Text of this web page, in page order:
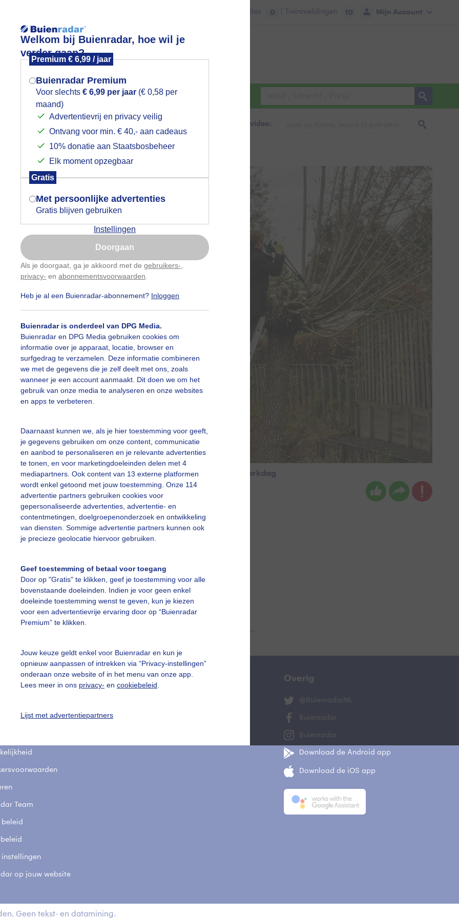
Welkom bij Buienradar, hoe wil je
verder gaan?
Premium € 6,99 / jaar
Buienradar Premium
Voor slechts € 6,99 per jaar (€ 0,58 per
maand)
Advertentievrij en privacy veilig
Ontvang voor min. € 40,- aan cadeaus
10% donatie aan Staatsbosbeheer
Elk moment opzegbaar
Gratis
Met persoonlijke advertenties
Gratis blijven gebruiken
Instellingen
Doorgaan
Als je doorgaat, ga je akkoord met de gebruikers-
privacy- en abonnementsvoorwaarden
Heb je al een Buienradar-abonnement? Inloggen
Buienradar is onderdeel van DPG Media.
Buienradar en DPG Media gebruiken cookies om
informatie over je apparaat, locatie, browser en
surfgedrag te verzamelen. Deze informatie combineren
we met de gegevens die je zelf deelt met ons, zoals
wanneer je een account aanmaakt. Dit doen we om het
gebruik van onze media te analyseren en onze websites
en apps te verbeteren.
Daarnaast kunnen we, als je hier toestemming voor geeft,
je gegevens gebruiken om onze content, communicatie
en aanbod te personaliseren en je relevante advertenties
te tonen, en voor marketingdoeleinden delen met 4
mediapartners. Ook content van 13 externe platformen
wordt enkel getoond met jouw toestemming. Onze 114
advertentie partners gebruiken cookies voor
gepersonaliseerde advertenties, advertentie- en
contentmetingen, doelgroepenonderzoek en ontwikkeling
van diensten. Sommige advertentie partners kunnen ook
je precieze geolocatie hiervoor gebruiken.
Geef toestemming of betaal voor toegang
Door op "Gratis" te klikken, geef je toestemming voor alle
bovenstaande doeleinden. Indien je voor geen enkel
doeleinde toestemming wenst te geven, kun je kiezen
voor een advertentievrije ervaring door op “Buienradar
Premium” te klikken.
Jouw keuze geldt enkel voor Buienradar en kun je
opnieuw aanpassen of intrekken via “Privacy-instellingen”
onderaan onze website of in het menu van onze app.
Lees meer in ons privacy- en cookiebeleid
Lijst met advertentiepartners
Mijn Account
Files 0 | Treinmeldingen 10
Foto en video Weerzine
Zoeken in foto & video:
bewolkt en frisjes voor de vrijwilligers bij Nationale Natuurwerkdag
ria brasser Gemaakt: 05-11-2022, 186x bekeken
Nationalenatuurwerkdag
vragen
Team
beleid
instellingen
op jouw website
Mijn weer Overig
@BuienradarNL
Buienradar
Buienradar
Download de Android app
Download de iOS app
Geen tekst- en datamining.
Mogen we je locatie gebruiken voor
het weer?
Indien je hier nog geen akkoord op hebt
gegeven, verschijnt er zo een pop-up uit
je browser waarin deze toestemming
gevraagd wordt.
Is goed, toon de popup
Nu niet, misschien later
Gebruik je Safari en wil je niet elke dag deze pop-up
Klikhierom dit aan te passen